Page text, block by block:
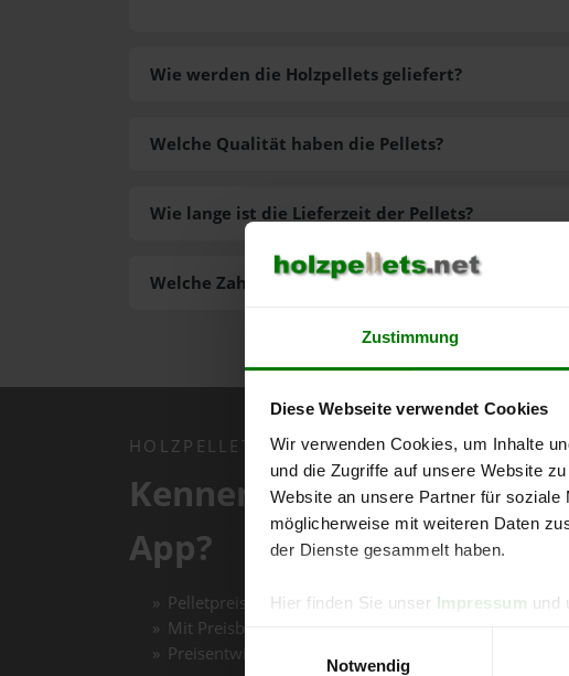
Zustimmung
Diese Webseite verwendet Cookies
Wir verwenden Cookies, um Inhalte
und die Zugriffe auf unsere Website
Website an unsere Partner für soziale
möglicherweise mit weiteren Daten
der Dienste gesammelt haben.
Hier finden Sie unser Impressum und
Notwendig
Wie werden die Holzpellets geliefert?
Welche Zahlungsarten gibt es?
Welche Qualität haben die Pellets?
Wie lange ist die Lieferzeit der Pellets?
HOLZPELLETS.NET APP
Kennen Sie schon unsere
App?
Pelletpreise mit einem Klick vergleichen und direkt
Mit Preisbenachrichtigungen immer auf dem
Preisentwicklungen im Chart einfach nachverfolgen